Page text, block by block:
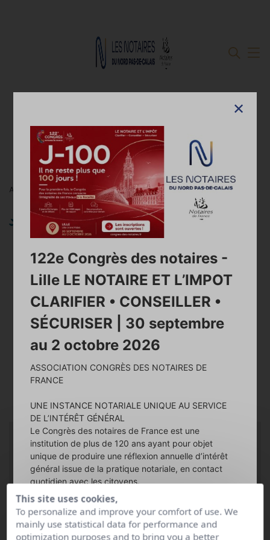
Accueil Zoom sur le notaire stagiaire
Zoom sur le notaire stagiaire
Notaire stagiaire
Le Diplôme supérieur de notariat (DSN) est obtenu à l’issue
de la voie universitaire d’accès à la fonction de notaire. Il
associe, après un Master en droit notarial, une période
d’apprentissage professionnel de 24 mois et 4
semestrialités. L’étudiant a le statut de “notaire stagiaire”
au sein d‘un office notarial Le diplômé pourra alors être
122e Congrès des notaires -
Lille LE NOTAIRE ET L’IMPOT
CLARIFIER • CONSEILLER •
SÉCURISER | 30 septembre
au 2 octobre 2026
ASSOCIATION CONGRÈS DES NOTAIRES DE
FRANCE
UNE INSTANCE NOTARIALE UNIQUE AU SERVICE
DE L’INTÉRÊT GÉNÉRAL
Le Congrès des notaires de France est une
institution de plus de 120 ans ayant pour objet
unique de produire une réflexion annuelle d’intérêt
général issue de la pratique notariale, en contact
quotidien avec les citoyens.
Ce long travail d’investigation est mené par une
équipe de notaires encadrée par
Congrès Notaires de France
, resserrée autour d’un
This site uses cookies,
To personalize and improve your comfort of use. We
mainly use statistical data for performance and
optimization purposes and to bring you a better